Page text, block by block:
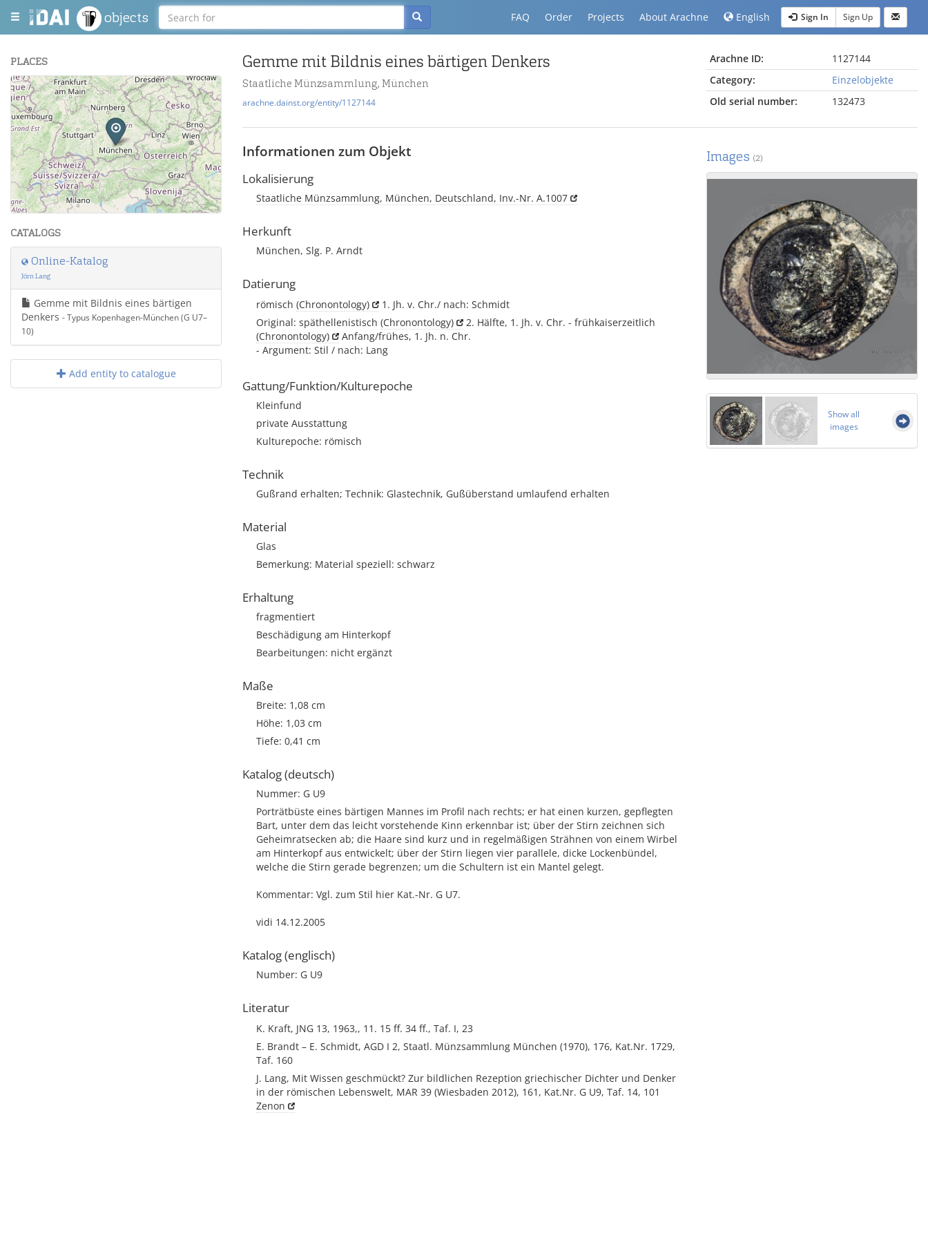
objects FAQ Order Projects About Arachne English Sign In Sign Up
PLACES
+
−
Leaflet| Maps and Data ©OpenStreetMap.
CATALOGS
Online-Katalog
Jörn Lang
Gemme mit Bildnis eines bärtigen
Denkers - Typus Kopenhagen-München (G U7–
10)
Add entity to catalogue
Gemme mit Bildnis eines bärtigen Denkers
Staatliche Münzsammlung, München
arachne.dainst.org/entity/1127144
Arachne ID:
1127144
Category:
Einzelobjekte
Old serial number:
132473
Informationen zum Objekt
Lokalisierung
Staatliche Münzsammlung, München, Deutschland, Inv.-Nr. A.1007
Herkunft
München, Slg. P. Arndt
Datierung
römisch (Chronontology)
1. Jh. v. Chr./ nach: Schmidt
Original: späthellenistisch (Chronontology)
2. Hälfte, 1. Jh. v. Chr. - frühkaiserzeitlich
(Chronontology)
Anfang/frühes, 1. Jh. n. Chr.
- Argument: Stil / nach: Lang
Gattung/Funktion/Kulturepoche
Kleinfund
private Ausstattung
Kulturepoche: römisch
Technik
Gußrand erhalten; Technik: Glastechnik, Gußüberstand umlaufend erhalten
Material
Glas
Bemerkung: Material speziell: schwarz
Erhaltung
fragmentiert
Beschädigung am Hinterkopf
Bearbeitungen: nicht ergänzt
Maße
Breite: 1,08 cm
Höhe: 1,03 cm
Tiefe: 0,41 cm
Katalog (deutsch)
Nummer: G U9
Porträtbüste eines bärtigen Mannes im Profil nach rechts; er hat einen kurzen, gepflegten
Bart, unter dem das leicht vorstehende Kinn erkennbar ist; über der Stirn zeichnen sich
Geheimratsecken ab; die Haare sind kurz und in regelmäßigen Strähnen von einem Wirbel
am Hinterkopf aus entwickelt; über der Stirn liegen vier parallele, dicke Lockenbündel,
welche die Stirn gerade begrenzen; um die Schultern ist ein Mantel gelegt.
Kommentar: Vgl. zum Stil hier Kat.-Nr. G U7.
vidi 14.12.2005
Katalog (englisch)
Number: G U9
Literatur
K. Kraft, JNG 13, 1963,, 11. 15 ff. 34 ff., Taf. I, 23
E. Brandt – E. Schmidt, AGD I 2, Staatl. Münzsammlung München (1970), 176, Kat.Nr. 1729,
Taf. 160
J. Lang, Mit Wissen geschmückt? Zur bildlichen Rezeption griechischer Dichter und Denker
in der römischen Lebenswelt, MAR 39 (Wiesbaden 2012), 161, Kat.Nr. G U9, Taf. 14, 101
Zenon
Images (2)
Show all
images